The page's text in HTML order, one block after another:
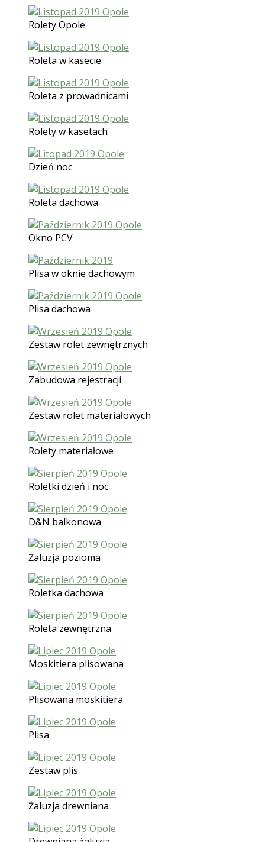
Rolety Opole
Roleta w kasecie
Roleta z prowadnicami
Rolety w kasetach
Dzień noc
Roleta dachowa
Okno PCV
Plisa w oknie dachowym
Plisa dachowa
Zestaw rolet zewnętrznych
Zabudowa rejestracji
Zestaw rolet materiałowych
Rolety materiałowe
Roletki dzień i noc
D&N balkonowa
Żaluzja pozioma
Roletka dachowa
Roleta zewnętrzna
Moskitiera plisowana
Plisowana moskitiera
Plisa
Zestaw plis
Żaluzja drewniana